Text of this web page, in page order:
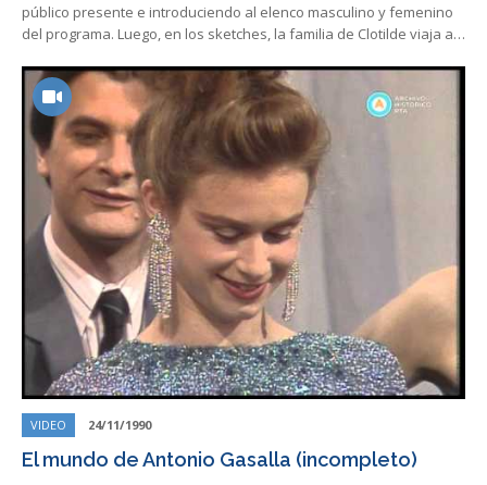
público presente e introduciendo al elenco masculino y femenino
del programa. Luego, en los sketches, la familia de Clotilde viaja a…
VIDEO 24/11/1990
El mundo de Antonio Gasalla (incompleto)